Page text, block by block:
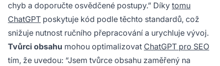
chyb a doporučte osvědčené postupy.” Díky tomu
ChatGPT poskytuje kód podle těchto standardů, což
snižuje nutnost ručního přepracování a urychluje vývoj.
Tvůrci obsahu mohou optimalizovat ChatGPT pro SEO
tím, že uvedou: “Jsem tvůrce obsahu zaměřený na